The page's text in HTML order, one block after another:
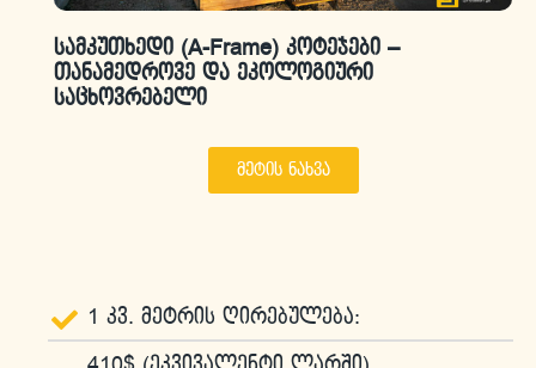
სამკუთხედი (A-Frame) კოტეჯები –
თანამედროვე და ეკოლოგიური
საცხოვრებელი
მეტის ნახვა
1 კვ. მეტრის ღირებულება: